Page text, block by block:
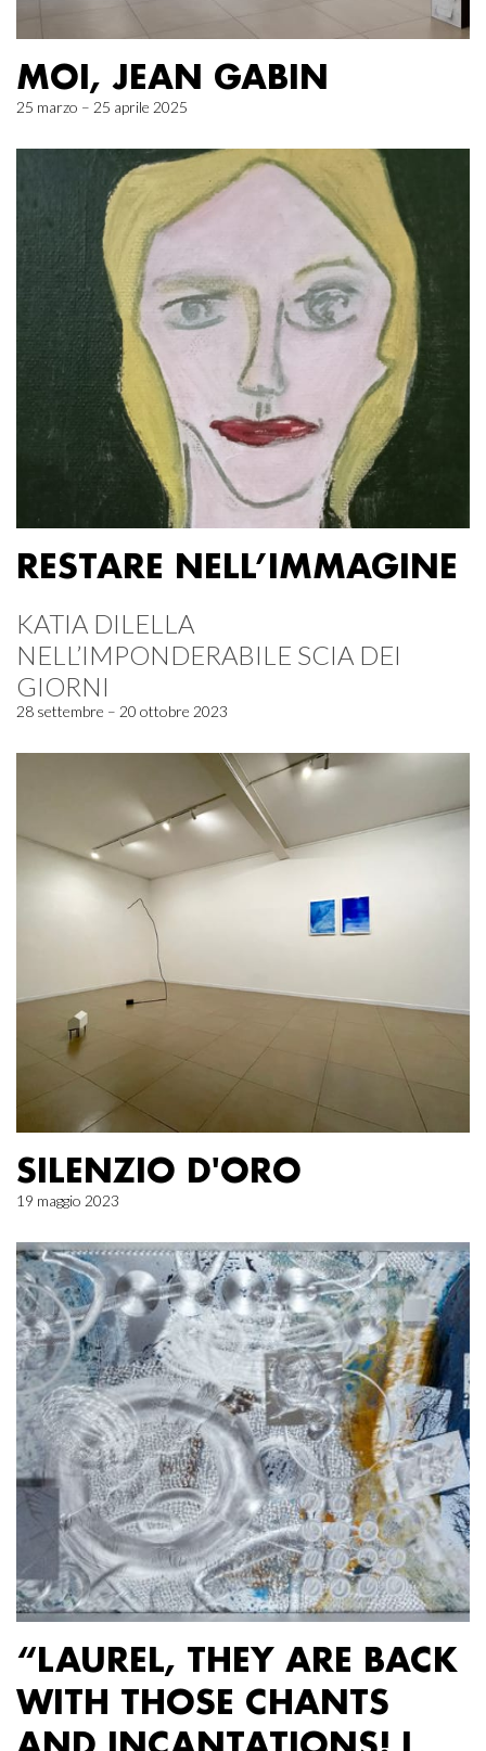
MOI, JEAN GABIN
25 marzo – 25 aprile 2025
RESTARE NELL’IMMAGINE
KATIA DILELLA
NELL’IMPONDERABILE SCIA DEI
GIORNI
28 settembre – 20 ottobre 2023
SILENZIO D'ORO
19 maggio 2023
“LAUREL, THEY ARE BACK
WITH THOSE CHANTS